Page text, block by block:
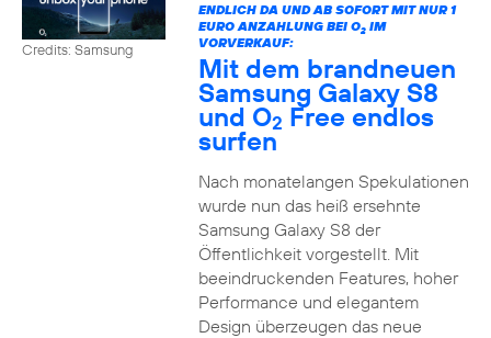
Credits: Samsung
ENDLICH DA UND AB SOFORT MIT NUR 1
EURO ANZAHLUNG BEI O2IM
VORVERKAUF:
Mit dem brandneuen
Samsung Galaxy S8
und O2 Free endlos
surfen
Nach monatelangen Spekulationen
wurde nun das heiß ersehnte
Samsung Galaxy S8 der
Öffentlichkeit vorgestellt. Mit
beeindruckenden Features, hoher
Performance und elegantem
Design überzeugen das neue